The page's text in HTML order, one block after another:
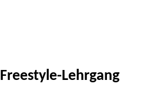
Freestyle-Lehrgang